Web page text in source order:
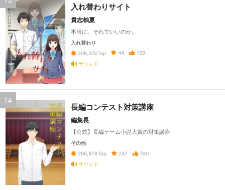
入れ替わりサイト
貴志柚夏
本当に、それでいいのか。
入れ替わり
208,374Tap 44
109
サウンド
14
長編コンテスト対策講座
編集長
【公式】長編ゲーム小説大賞の対策講座
その他
266,978Tap 247
740
サウンド